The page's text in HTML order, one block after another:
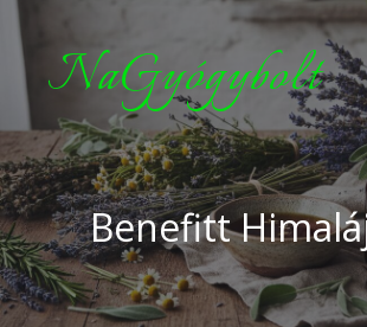
NaGyógybolt
Benefitt